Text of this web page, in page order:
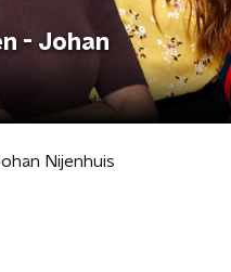
- Johan
Nijenhuis